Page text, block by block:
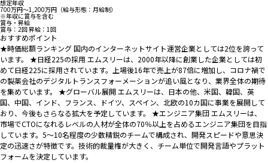
想定年収
700万円〜1,200万円（給与形態：月給制）
※年収に賞与を含む
賞与・昇給
賞与：2回 昇給：1回
おすすめポイント
★時価総額ランキング 国内のインターネットサイト運営企業としては2位を誇って
います。 ★日経225の採用 エムスリーは、2000年以降に創業した企業としては初
めて日経225に採用されています。上場後16年で売上が87倍に増加し、コロナ禍で
の製薬会社のデジタルトランスフォーメーションが追い風となり、業界全体の期待
を集めています。 ★グローバル展開 エムスリーは、日本の他、米国、韓国、英
国、中国、インド、フランス、ドイツ、スペイン、北欧の10カ国に事業を展開して
おり、今後もさらなる拡大を予定しています。 ★エンジニア集団 エムスリーは、
市場でCTOになれるレベルの人材が全体の70％以上を占めるエンジニア集団を目指
しています。5〜10名程度の少数精鋭のチームで構成され、開発スピードや意思決
定の迅速さが特徴です。技術的裁量権が大きく、チーム単位で開発言語やプラット
フォームを決定しています。